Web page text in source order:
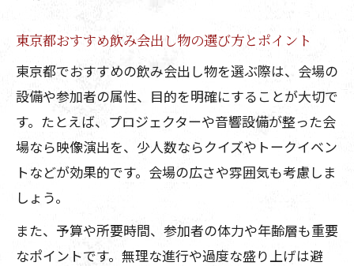
東京都おすすめ飲み会出し物の選び方とポイント
東京都でおすすめの飲み会出し物を選ぶ際は、会場の
設備や参加者の属性、目的を明確にすることが大切で
す。たとえば、プロジェクターや音響設備が整った会
場なら映像演出を、少人数ならクイズやトークイベン
トなどが効果的です。会場の広さや雰囲気も考慮しま
しょう。
また、予算や所要時間、参加者の体力や年齢層も重要
なポイントです。無理な進行や過度な盛り上げは避